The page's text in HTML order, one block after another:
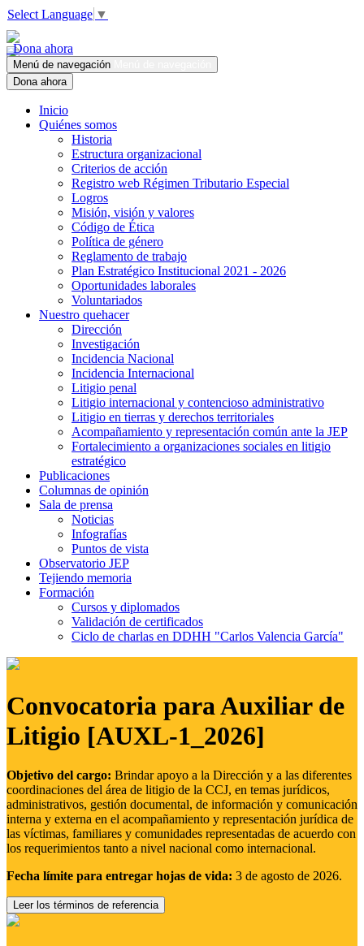
Select Language ▼
Dona ahora
Menú de navegación
Dona ahora
Inicio
Quiénes somos
Historia
Estructura organizacional
Criterios de acción
Registro web Régimen Tributario Especial
Logros
Misión, visión y valores
Código de Ética
Política de género
Reglamento de trabajo
Plan Estratégico Institucional 2021 - 2026
Oportunidades laborales
Voluntariados
Nuestro quehacer
Dirección
Investigación
Incidencia Nacional
Incidencia Internacional
Litigio penal
Litigio internacional y contencioso administrativo
Litigio en tierras y derechos territoriales
Acompañamiento y representación común ante la JEP
Fortalecimiento a organizaciones sociales en litigio
estratégico
Publicaciones
Columnas de opinión
Sala de prensa
Noticias
Infografías
Puntos de vista
Observatorio JEP
Tejiendo memoria
Formación
Cursos y diplomados
Validación de certificados
Ciclo de charlas en DDHH "Carlos Valencia García"
Convocatoria para Auxiliar de
Litigio [AUXL-1_2026]
Objetivo del cargo: Brindar apoyo a la Dirección y a las diferentes
coordinaciones del área de litigio de la CCJ, en temas jurídicos,
administrativos, gestión documental, de información y comunicación
interna y externa en el acompañamiento y representación jurídica de
las víctimas, familiares y comunidades representadas de acuerdo con
los requerimientos tanto a nivel nacional como internacional.
Fecha límite para entregar hojas de vida: 3 de agosto de 2026.
Leer los términos de referencia